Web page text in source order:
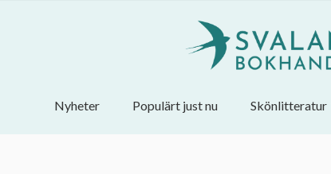
Nyheter Populärt just nu Skönlitteratur